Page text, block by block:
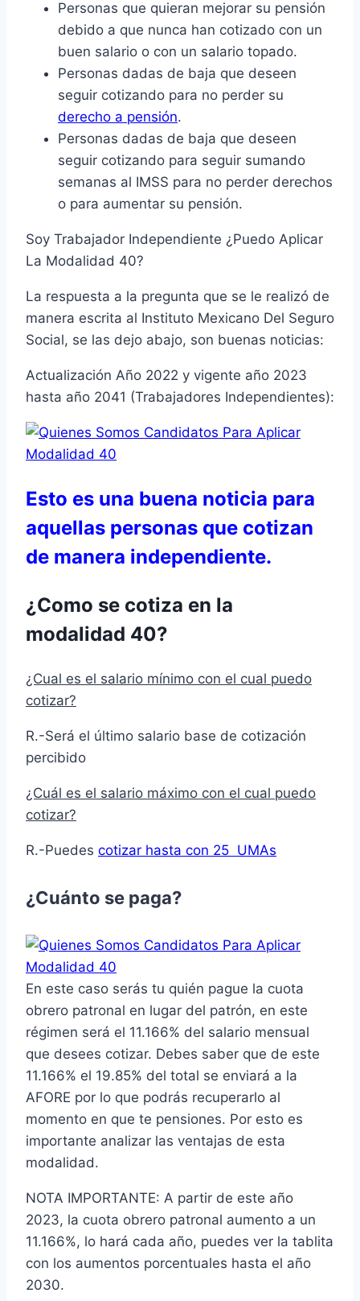
Personas que quieran mejorar su pensión
debido a que nunca han cotizado con un
buen salario o con un salario topado.
Personas dadas de baja que deseen
seguir cotizando para no perder su
derecho a pensión.
Personas dadas de baja que deseen
seguir cotizando para seguir sumando
semanas al IMSS para no perder derechos
o para aumentar su pensión.
Soy Trabajador Independiente ¿Puedo Aplicar
La Modalidad 40?
La respuesta a la pregunta que se le realizó de
manera escrita al Instituto Mexicano Del Seguro
Social, se las dejo abajo, son buenas noticias:
Actualización Año 2022 y vigente año 2023
hasta año 2041 (Trabajadores Independientes):
Esto es una buena noticia para
aquellas personas que cotizan
de manera independiente.
¿Como se cotiza en la
modalidad 40?
¿Cual es el salario mínimo con el cual puedo
cotizar?
R.-Será el último salario base de cotización
percibido ­
¿Cuál es el salario máximo con el cual puedo
cotizar?
R.-Puedes cotizar hasta con 25 UMAs
¿Cuánto se paga?
En este caso serás tu quién pague la cuota
obrero patronal en lugar del patrón, en este
régimen será el 11.166% del salario mensual
que desees cotizar. Debes saber que de este
11.166% el 19.85% del total se enviará a la
AFORE por lo que podrás recuperarlo al
momento en que te pensiones. Por esto es
importante analizar las ventajas de esta
modalidad.
NOTA IMPORTANTE: A partir de este año
2023, la cuota obrero patronal aumento a un
11.166%, lo hará cada año, puedes ver la tablita
con los aumentos porcentuales hasta el año
2030.